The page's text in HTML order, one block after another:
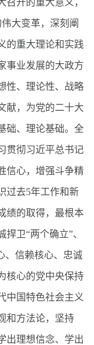
大变革，深刻阐
的重大理论和实践
事业发展的大政方
性、理论性、战略
献，为党的二十大
础、理论基础。全
贯彻习近平总书记
信心，增强斗争精
过去5年工作和新
绩的取得，最根本
卫“两个确立”、
、信赖核心、忠诚
核心的党中央保持
中国特色社会主义
和方法论，坚持
出理想信念、学出